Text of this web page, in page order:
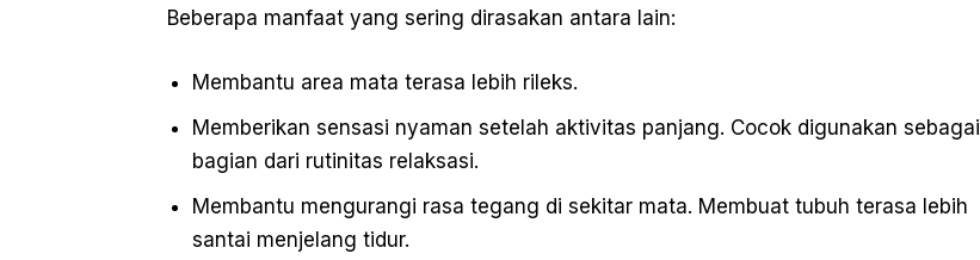
Beberapa manfaat yang sering dirasakan antara lain:
Membantu area mata terasa lebih rileks.
Memberikan sensasi nyaman setelah aktivitas panjang. Cocok digunakan sebagai
bagian dari rutinitas relaksasi.
Membantu mengurangi rasa tegang di sekitar mata. Membuat tubuh terasa lebih
santai menjelang tidur.